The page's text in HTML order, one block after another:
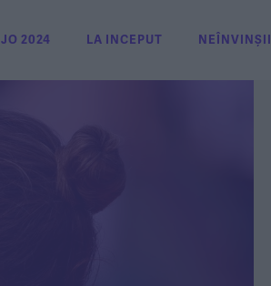
JO 2024 LA INCEPUT NEÎNVINȘII